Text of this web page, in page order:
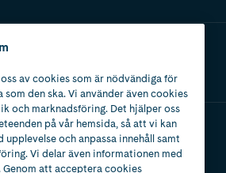
av cookies som är nödvändiga för
som den ska. Vi använder även cookies
och marknadsföring. Det hjälper oss
på vår hemsida, så att vi kan
upplevelse och anpassa innehåll samt
Vi delar även informationen med
att acceptera cookies